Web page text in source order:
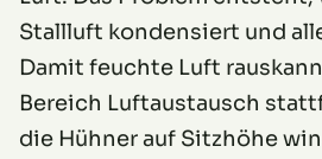
Stallluft kondensiert und
Damit feuchte Luft
Bereich Luftaustausch
die Hühner auf Sitzhöhe